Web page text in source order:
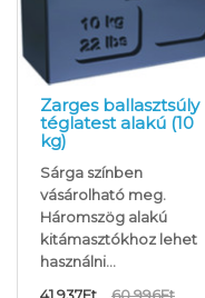
Zarges ballasztsúly
téglatest alakú (10
kg)
Sárga színben
vásárolható meg.
Háromszög alakú
kitámasztókhoz lehet
használni...